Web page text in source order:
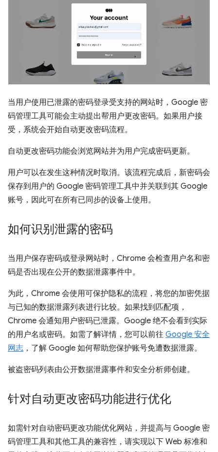
当用户使用已泄露的密码登录受支持的网站时，Google 密
码管理工具可能会主动提出帮用户更改密码。如果用户接
受，系统会开始自动更改密码流程。
自动更改密码功能会浏览网站并为用户完成密码更新。
用户可以在发生这种情况时取消。该流程完成后，新密码会
保存到用户的 Google 密码管理工具中并关联到其 Google
账号，因此可在所有已同步的设备上使用。
如何识别泄露的密码
当用户保存密码或登录网站时，Chrome 会检查用户名和密
码是否出现在公开的数据泄露事件中。
为此，Chrome 会使用可保护隐私的流程，将您的加密凭据
与已知的数据泄露列表进行比较。如果找到匹配项，
Chrome 会通知用户密码已泄露。Google 绝不会看到实际
的用户名或密码。如需了解详情，您可以前往 Google 安全
网志 ，了解 Google 如何帮助您保护账号免遭数据泄露。
被盗密码列表由公开数据泄露事件和安全分析师创建。
针对自动更改密码功能进行优化
如需针对自动密码更改功能优化网站，并提高与 Google 密
码管理工具和其他工具的兼容性，请实现以下 Web 标准和